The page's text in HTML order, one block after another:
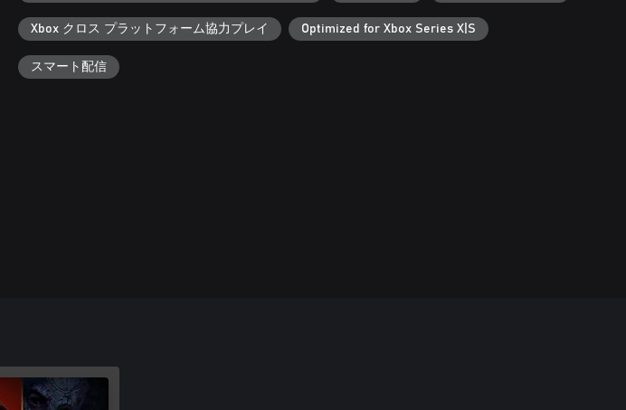
Xbox クロス プラットフォーム協力プレイ Optimized for Xbox Series X|S
スマート配信